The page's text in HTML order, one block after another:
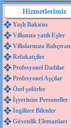
Hizmetlerimiz
Yaşlı Bakıcısı
Villanıza yatılı Eşler
Villalarınıza Bahçıvan
Refakatçiler
Profesyonel Dadılar
Profesyonel Aşçılar
Özel şoförler
İşyerinize Personeller
İngilizce Bilenler
Güvenlik Elemanları